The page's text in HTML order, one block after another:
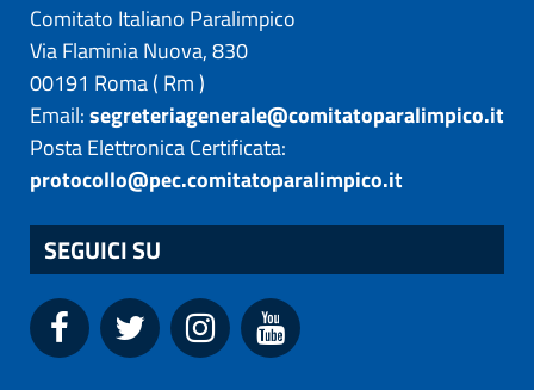
Comitato Italiano Paralimpico
Via Flaminia Nuova, 830
00191 Roma( Rm)
Email:segreteriagenerale@comitatoparalimpico.it
Posta Elettronica Certificata:
protocollo@pec.comitatoparalimpico.it
SEGUICI SU